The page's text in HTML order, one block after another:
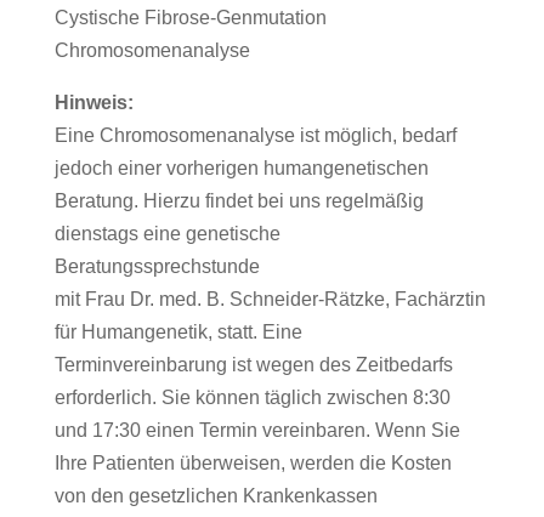
Cystische Fibrose-Genmutation
Chromosomenanalyse
Hinweis:
Eine Chromosomenanalyse ist möglich, bedarf
jedoch einer vorherigen humangenetischen
Beratung. Hierzu findet bei uns regelmäßig
dienstags eine genetische
Beratungssprechstunde
mit Frau Dr. med. B. Schneider-Rätzke, Fachärztin
für Humangenetik, statt. Eine
Terminvereinbarung ist wegen des Zeitbedarfs
erforderlich. Sie können täglich zwischen 8:30
und 17:30 einen Termin vereinbaren. Wenn Sie
Ihre Patienten überweisen, werden die Kosten
von den gesetzlichen Krankenkassen